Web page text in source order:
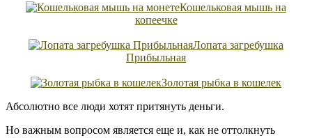
Кошельковая мышь на
копеечке
Лопата загребушка
Прибыльная
Золотая рыбка в кошелек
Абсолютно все люди хотят притянуть деньги.
Но важным вопросом является еще и, как не оттолкнуть